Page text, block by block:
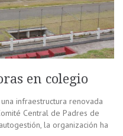
en colegio
infraestructura renovada
Central de Padres de
la organización ha